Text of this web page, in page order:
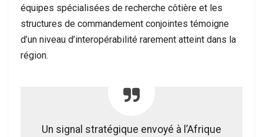
équipes spécialisées de recherche côtière et les
structures de commandement conjointes témoigne
d’un niveau d’interopérabilité rarement atteint dans la
région.
Un signal stratégique envoyé à l’Afrique